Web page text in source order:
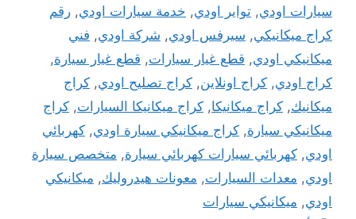
سيارات اودي, تواير اودي, خدمة سيارات اودي, رقم
كراج ميكانيكي, سيرفس اودي, شركة اودي, فني
ميكانيكي اودي, قطع غيار سيارات, قطع غيار سيارة,
كراج اودي, كراج اونلاين, كراج تصليح اودي, كراج
ميكانيك, كراج ميكانيكا, كراج ميكانيكا السيارات, كراج
ميكانيكي سيارة, كراج ميكانيكي سيارة اودي, كهربائي
اودي, كهربائي سيارات كهربائي سيارة, متخصص سيارة
اودي, معدات السيارات, معونات هيدروليك, ميكانيكي
اودي, ميكانيكي سيارات